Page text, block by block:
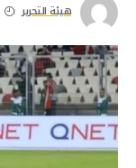
هيئة التحرير